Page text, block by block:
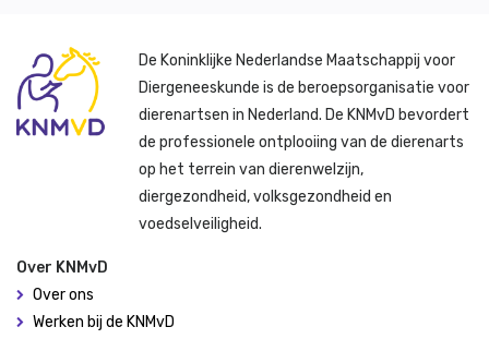
De Koninklijke Nederlandse Maatschappij voor
Diergeneeskunde is de beroepsorganisatie voor
dierenartsen in Nederland. De KNMvD bevordert
de professionele ontplooiing van de dierenarts
op het terrein van dierenwelzijn,
diergezondheid, volksgezondheid en
voedselveiligheid.
Over KNMvD
Over ons
Werken bij de KNMvD